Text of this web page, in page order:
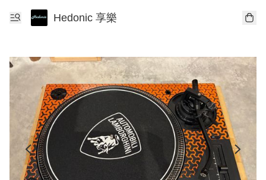
Hedonic 享樂